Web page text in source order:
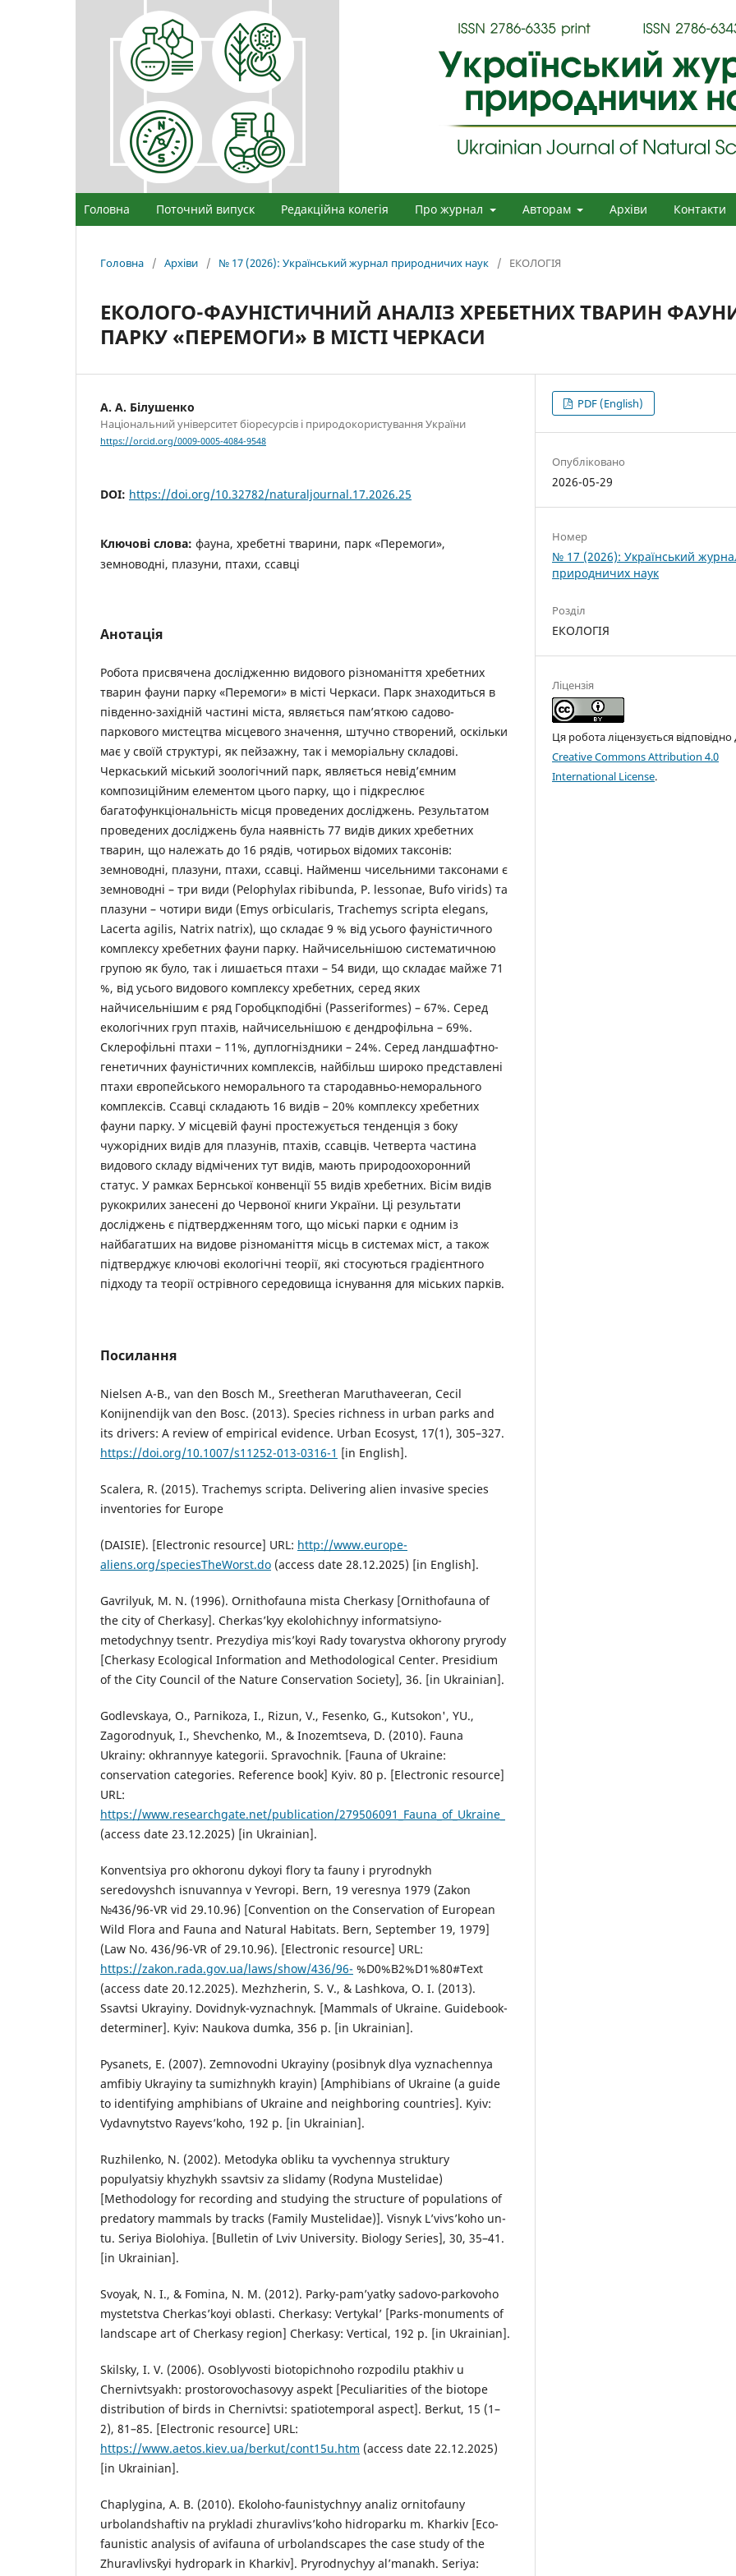
Головна Поточний випуск Редакційна колегія Про журнал Авторам Архіви Контакти
Головна / Архіви / № 17 (2026): Український журнал природничих наук / ЕКОЛОГІЯ
ЕКОЛОГО-ФАУНІСТИЧНИЙ АНАЛІЗ ХРЕБЕТНИХ ТВАРИН
ПАРКУ «ПЕРЕМОГИ» В МІСТІ ЧЕРКАСИ
А. А. Білушенко
Національний університет біоресурсів і природокористування України
https://orcid.org/0009-0005-4084-9548
DOI: https://doi.org/10.32782/naturaljournal.17.2026.25
Ключові слова: фауна, хребетні тварини, парк «Перемоги»,
земноводні, плазуни, птахи, ссавці
Анотація
Робота присвячена дослідженню видового різноманіття хребетних
тварин фауни парку «Перемоги» в місті Черкаси. Парк знаходиться в
південно-західній частині міста, являється пам’яткою садово-
паркового мистецтва місцевого значення, штучно створений, оскільки
має у своїй структурі, як пейзажну, так і меморіальну складові.
Черкаський міський зоологічний парк, являється невід’ємним
композиційним елементом цього парку, що і підкреслює
багатофункціональність місця проведених досліджень. Результатом
проведених досліджень була наявність 77 видів диких хребетних
тварин, що належать до 16 рядів, чотирьох відомих таксонів:
земноводні, плазуни, птахи, ссавці. Найменш чисельними таксонами є
земноводні – три види (Pelophylax ribibunda, P. lessonae, Bufo virids) та
плазуни – чотири види (Emys orbicularis, Trachemys sсripta elegans,
Lacerta agilis, Natrix natrix), що складає 9 % від усього фауністичного
комплексу хребетних фауни парку. Найчисельнішою систематичною
групою як було, так і лишається птахи – 54 види, що складає майже 71
%, від усього видового комплексу хребетних, серед яких
найчисельнішим є ряд Горобцкподібні (Passeriformes) – 67%. Серед
екологічних груп птахів, найчисельнішою є дендрофільна – 69%.
Склерофільні птахи – 11%, дуплогніздники – 24%. Серед ландшафтно-
генетичних фауністичних комплексів, найбільш широко представлені
птахи європейського неморального та стародавньо-неморального
комплексів. Ссавці складають 16 видів – 20% комплексу хребетних
фауни парку. У місцевій фауні простежується тенденція з боку
чужорідних видів для плазунів, птахів, ссавців. Четверта частина
видового складу відмічених тут видів, мають природоохоронний
статус. У рамках Бернської конвенції 55 видів хребетних. Вісім видів
рукокрилих занесені до Червоної книги України. Ці результати
досліджень є підтвердженням того, що міські парки є одним із
найбагатших на видове різноманіття місць в системах міст, а також
підтверджує ключові екологічні теорії, які стосуються градієнтного
підходу та теорії острівного середовища існування для міських парків.
Посилання
Nielsen A-B., van den Bosch M., Sreetheran Maruthaveeran, Cecil
Konijnendijk van den Bosc. (2013). Species richness in urban parks and
its drivers: A review of empirical evidence. Urban Ecosyst, 17(1), 305–327.
https://doi.org/10.1007/s11252-013-0316-1 [in English].
Scalera, R. (2015). Trachemys sсripta. Delivering alien invasive species
inventories for Europe
(DAISIE). [Electronic resource] URL: http://www.europe-
aliens.org/speciesTheWorst.do (access date 28.12.2025) [in English].
Gavrilyuk, M. N. (1996). Ornithofauna mista Cherkasy [Ornithofauna of
the city of Cherkasy]. Cherkas’kyy ekolohichnyy informatsiyno-
metodychnyy tsentr. Prezydiya mis’koyi Rady tovarystva okhorony pryrody
[Cherkasy Ecological Information and Methodological Center. Presidium
of the City Council of the Nature Conservation Society], 36. [in Ukrainian].
Godlevskaya, O., Parnikoza, I., Rizun, V., Fesenko, G., Kutsokon', YU.,
Zagorodnyuk, I., Shevchenko, M., & Inozemtseva, D. (2010). Fauna
Ukrainy: okhrannyye kategorii. Spravochnik. [Fauna of Ukraine:
conservation categories. Reference book] Kyiv. 80 p. [Electronic resource]
URL:
https://www.researchgate.net/publication/279506091_Fauna_of_Ukraine_
(access date 23.12.2025) [in Ukrainian].
Konventsiya pro okhoronu dykoyi flory ta fauny i pryrodnykh
seredovyshch isnuvannya v Yevropi. Bern, 19 veresnya 1979 (Zakon
№436/96-VR vid 29.10.96) [Convention on the Conservation of European
Wild Flora and Fauna and Natural Habitats. Bern, September 19, 1979]
(Law No. 436/96-VR of 29.10.96). [Electronic resource] URL:
https://zakon.rada.gov.ua/laws/show/436/96- %D0%B2%D1%80#Text
(access date 20.12.2025). Mezhzherin, S. V., & Lashkova, O. I. (2013).
Ssavtsi Ukrayiny. Dovidnyk-vyznachnyk. [Mammals of Ukraine. Guidebook-
determiner]. Kyiv: Naukova dumka, 356 p. [in Ukrainian].
Pysanets, E. (2007). Zemnovodni Ukrayiny (posibnyk dlya vyznachennya
amfibiy Ukrayiny ta sumizhnykh krayin) [Amphibians of Ukraine (a guide
to identifying amphibians of Ukraine and neighboring countries]. Kyiv:
Vydavnytstvo Rayevs’koho, 192 p. [in Ukrainian].
Ruzhilenko, N. (2002). Metodyka obliku ta vyvchennya struktury
populyatsiy khyzhykh ssavtsiv za slidamy (Rodyna Mustelidae)
[Methodology for recording and studying the structure of populations of
predatory mammals by tracks (Family Mustelidae)]. Visnyk L’vivs’koho un-
tu. Seriya Biolohiya. [Bulletin of Lviv University. Biology Series], 30, 35–41.
[in Ukrainian].
Svoyak, N. I., & Fomina, N. M. (2012). Parky-pam’yatky sadovo-parkovoho
mystetstva Cherkas’koyi oblasti. Cherkasy: Vertykal’ [Parks-monuments of
landscape art of Cherkasy region] Cherkasy: Vertical, 192 p. [in Ukrainian].
Skilsky, I. V. (2006). Osoblyvosti biotopichnoho rozpodilu ptakhiv u
Chernivtsyakh: prostorovochasovyy aspekt [Peculiarities of the biotope
distribution of birds in Chernivtsi: spatiotemporal aspect]. Berkut, 15 (1–
2), 81–85. [Electronic resource] URL:
https://www.aetos.kiev.ua/berkut/cont15u.htm (access date 22.12.2025)
[in Ukrainian].
Chaplygina, A. B. (2010). Ekoloho-faunistychnyy analiz ornitofauny
urbolandshaftiv na prykladi zhuravlivs’koho hidroparku m. Kharkiv [Eco-
faunistic analysis of avifauna of urbolandscapes the case study of the
Zhuravlivs`kyi hydropark in Kharkiv]. Pryrodnychyy al’manakh. Seriya:
PDF (English)
Опубліковано
2026-05-29
Номер
№ 17 (2026): Український
природничих наук
Розділ
ЕКОЛОГІЯ
Ліцензія
Ця робота ліцензується відповідно
Creative Commons Attribution 4.0
International License.